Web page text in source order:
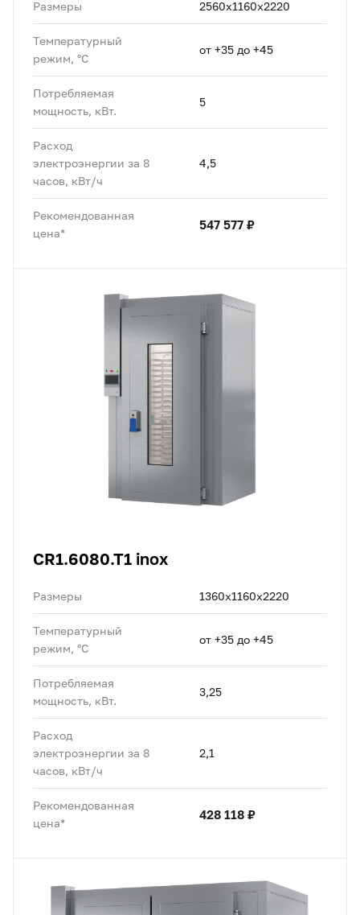
Размеры 2560х1160х2220
Температурный
режим, °C
от +35 до +45
Потребляемая
мощность, кВт.
5
Расход
электроэнергии за 8
часов, кВт/ч
4,5
Рекомендованная
цена*
547 577 ₽
CR1.6080.T1 inox
Размеры 1360х1160х2220
Температурный
режим, °C
от +35 до +45
Потребляемая
мощность, кВт.
3,25
Расход
электроэнергии за 8
часов, кВт/ч
2,1
Рекомендованная
цена*
428 118 ₽